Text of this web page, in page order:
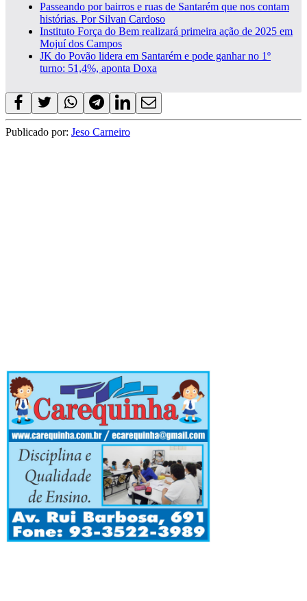
Passeando por bairros e ruas de Santarém que nos contam
histórias. Por Silvan Cardoso
Instituto Força do Bem realizará primeira ação de 2025 em
Mojuí dos Campos
JK do Povão lidera em Santarém e pode ganhar no 1º
turno: 51,4%, aponta Doxa
Publicado por: Jeso Carneiro